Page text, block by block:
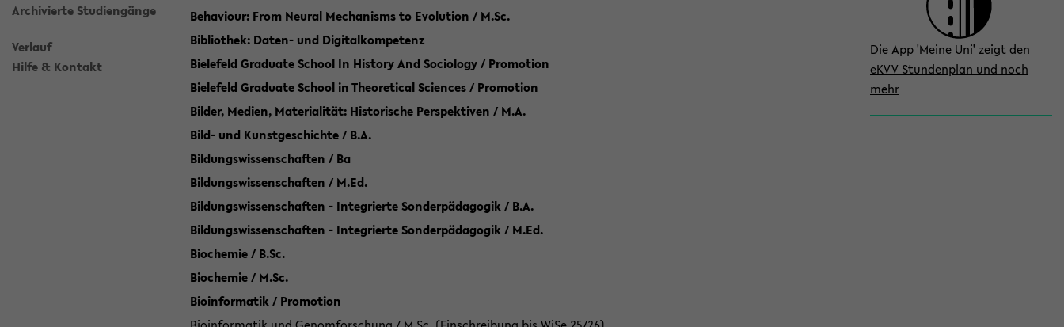
Archivierte Studiengänge
Verlauf
Hilfe & Kontakt
Behaviour: From Neural Mechanisms to Evolution / M.Sc.
Bibliothek: Daten- und Digitalkompetenz
Bielefeld Graduate School In History And Sociology / Promotion
Bielefeld Graduate School in Theoretical Sciences / Promotion
Bilder, Medien, Materialität: Historische Perspektiven / M.A.
Bild- und Kunstgeschichte / B.A.
Bildungswissenschaften / Ba
Bildungswissenschaften / M.Ed.
Bildungswissenschaften - Integrierte Sonderpädagogik / B.A.
Bildungswissenschaften - Integrierte Sonderpädagogik / M.Ed.
Biochemie / B.Sc.
Biochemie / M.Sc.
Bioinformatik / Promotion
Die App 'Meine Uni' zeigt den
eKVV Stundenplan und noch
mehr